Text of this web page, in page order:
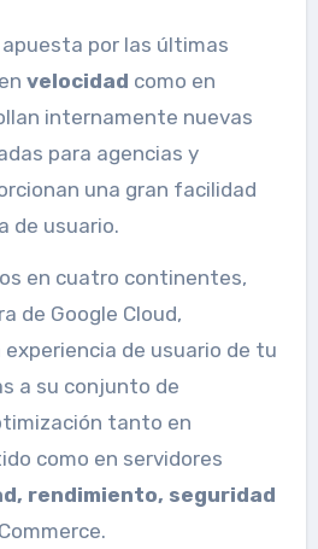
por las últimas
velocidad como en
internamente nuevas
para agencias y
una gran facilidad
de usuario.
en cuatro continentes,
de Google Cloud,
de usuario de tu
a su conjunto de
tanto en
como en servidores
rendimiento, seguridad